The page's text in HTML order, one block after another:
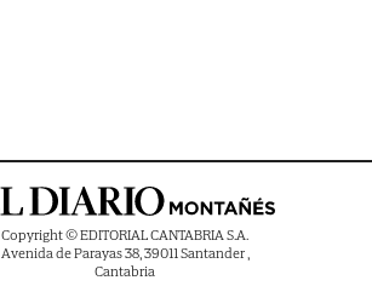
Copyright © EDITORIAL CANTABRIA S.A.
Avenida de Parayas 38, 39011 Santander ,
Cantabria